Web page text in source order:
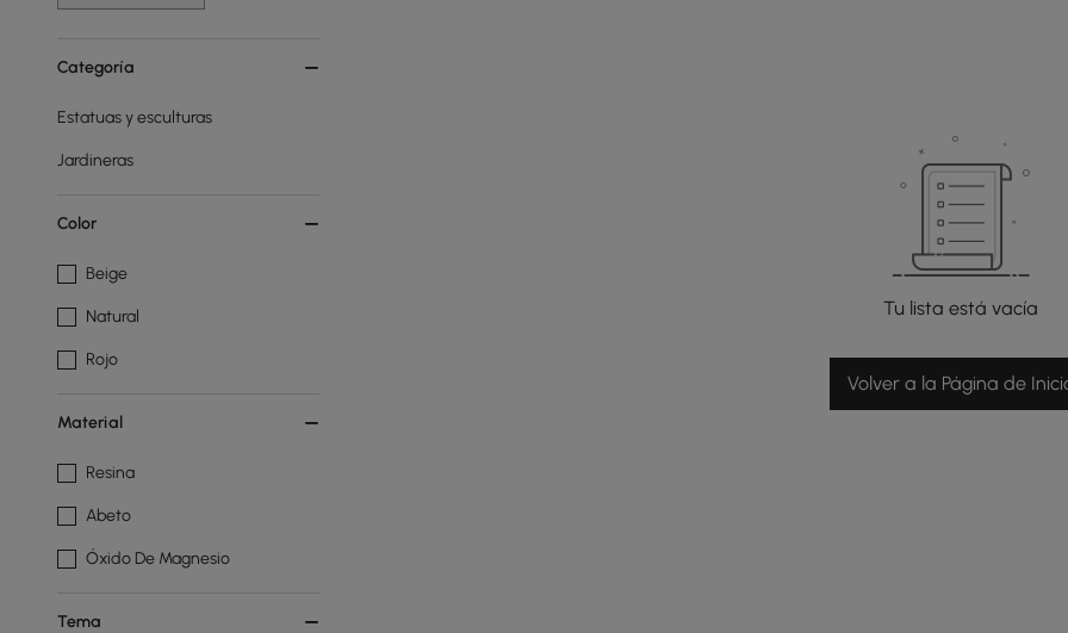
Categoría
Estatuas y esculturas
Jardineras
Color
Beige
Natural
Rojo
Material
Resina
Abeto
Óxido De Magnesio
Tema
Tu lista está vacía
Volver a la Página de